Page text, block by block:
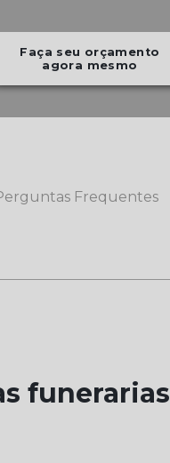
Faça seu orçamento
agora mesmo
Frequentes
funerarias